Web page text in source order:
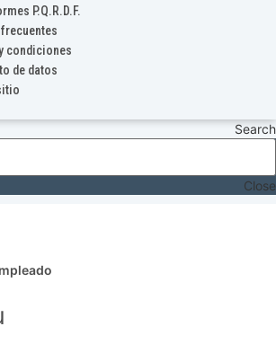
P.Q.R.D.F.
condiciones
de datos
Search
Close